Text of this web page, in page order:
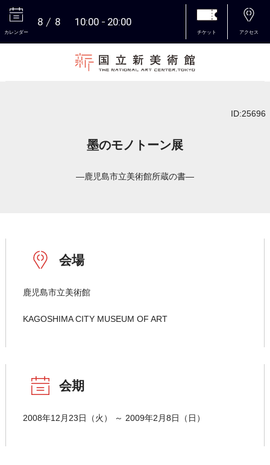
カレンダー
8 8 10:00 20:00
チケット アクセス
ID:25696
墨のモノトーン展
―鹿児島市立美術館所蔵の書―
会場
鹿児島市立美術館
KAGOSHIMA CITY MUSEUM OF ART
会期
2008年12月23日（火） ～ 2009年2月8日（日）